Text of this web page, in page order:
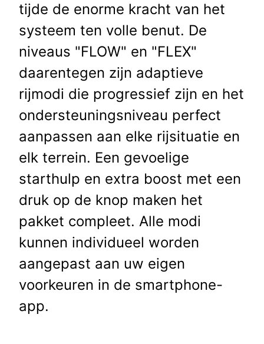
tijde de enorme kracht van het
systeem ten volle benut. De
niveaus "FLOW" en "FLEX"
daarentegen zijn adaptieve
rijmodi die progressief zijn en het
ondersteuningsniveau perfect
aanpassen aan elke rijsituatie en
elk terrein. Een gevoelige
starthulp en extra boost met een
druk op de knop maken het
pakket compleet. Alle modi
kunnen individueel worden
aangepast aan uw eigen
voorkeuren in de smartphone-
app.